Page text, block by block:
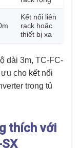
Kết nối liên
rack hoặc
thiết bị xa
dài 3m, TC-FC-
cho kết nối
trong tủ
thích với